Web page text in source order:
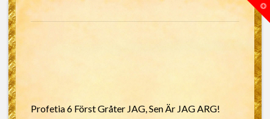
Profetia 6 Först Gråter JAG, Sen Är JAG ARG!